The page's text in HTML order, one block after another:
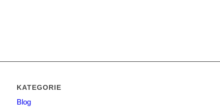
KATEGORIE
Blog